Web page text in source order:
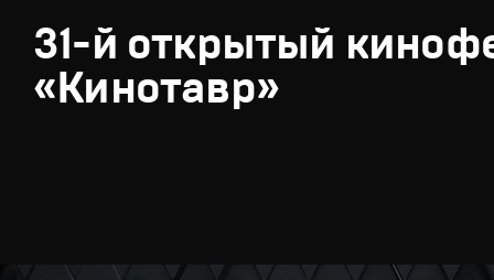
31-й открытый
«Кинотавр»